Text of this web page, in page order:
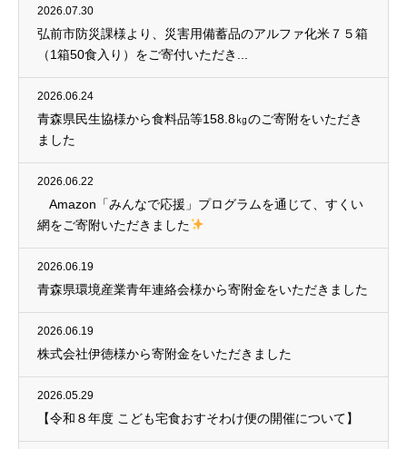
2026.07.30
弘前市防災課様より、災害用備蓄品のアルファ化米７５箱
（1箱50食入り）をご寄付いただき...
2026.06.24
青森県民生協様から食料品等158.8㎏のご寄附をいただき
ました
2026.06.22
Amazon「みんなで応援」プログラムを通じて、すくい
網をご寄附いただきました
2026.06.19
青森県環境産業青年連絡会様から寄附金をいただきました
2026.06.19
株式会社伊徳様から寄附金をいただきました
2026.05.29
【令和８年度 こども宅食おすそわけ便の開催について】